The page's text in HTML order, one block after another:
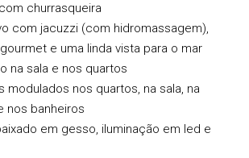
churrasqueira
com jacuzzi (com hidromassagem),
e uma linda vista para o mar
na sala e nos quartos
modulados nos quartos, na sala, na
nos banheiros
em gesso, iluminação em led e